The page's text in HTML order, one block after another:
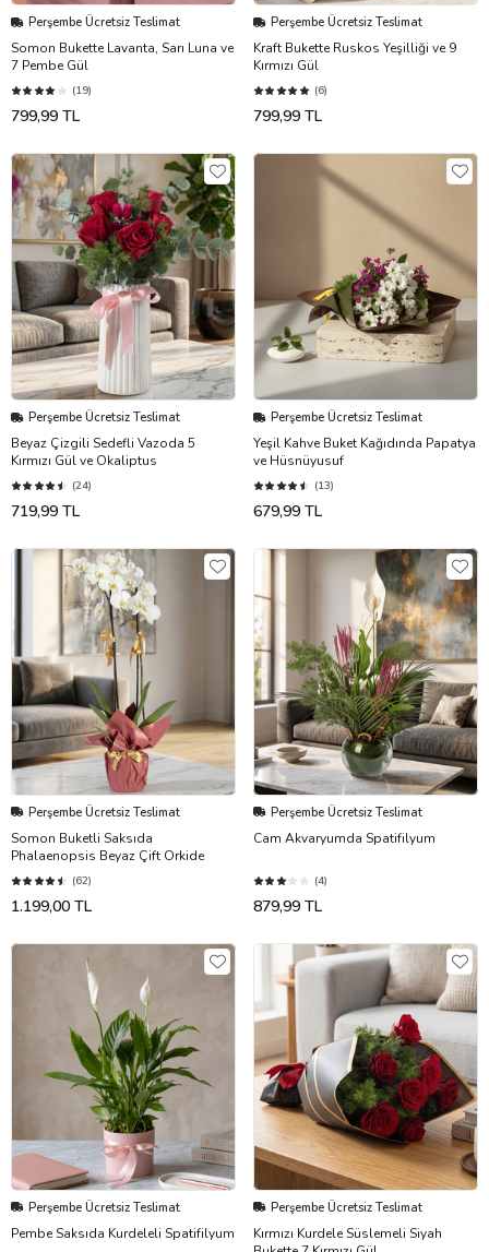
Perşembe Ücretsiz Teslimat
Somon Bukette Lavanta, Sarı Luna ve
7 Pembe Gül
(19)
799,99 TL
Perşembe Ücretsiz Teslimat
Kraft Bukette Ruskos Yeşilliği ve 9
Kırmızı Gül
(6)
799,99 TL
Perşembe Ücretsiz Teslimat
Beyaz Çizgili Sedefli Vazoda 5
Kırmızı Gül ve Okaliptus
(24)
719,99 TL
Perşembe Ücretsiz Teslimat
Yeşil Kahve Buket Kağıdında Papatya
ve Hüsnüyusuf
(13)
679,99 TL
Perşembe Ücretsiz Teslimat
Somon Buketli Saksıda
Phalaenopsis Beyaz Çift Orkide
(62)
1.199,00 TL
Perşembe Ücretsiz Teslimat
Cam Akvaryumda Spatifilyum
(4)
879,99 TL
Perşembe Ücretsiz Teslimat
Pembe Saksıda Kurdeleli Spatifilyum
Perşembe Ücretsiz Teslimat
Kırmızı Kurdele Süslemeli Siyah